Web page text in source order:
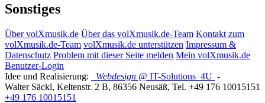
Sonstiges
Über volXmusik.de Über das volXmusik.de-Team Kontakt zum
volXmusik.de-Team volXmusik.de unterstützen Impressum &
Datenschutz Problem mit dieser Seite melden Mein volXmusik.de
Benutzer-Login
Idee und Realisierung:
Webdesign @ IT-Solutions 4U -
Walter Säckl, Keltenstr. 2 B, 86356 Neusäß, Tel. +49 176 10015151
+49 176 10015151